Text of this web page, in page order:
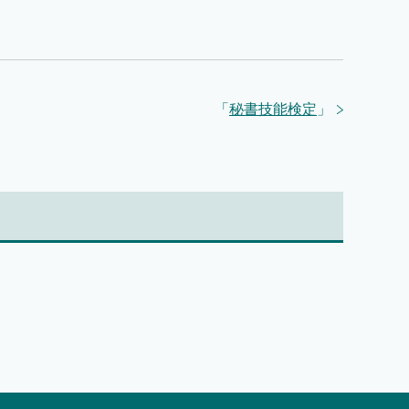
「 秘書技能検定 」